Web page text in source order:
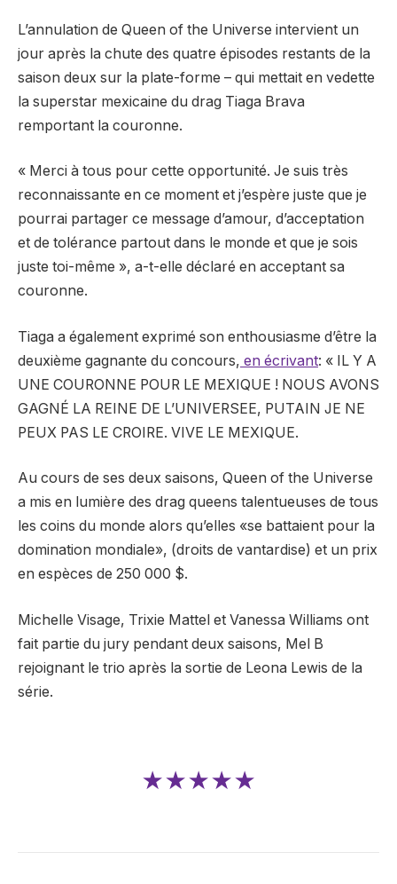
L’annulation de Queen of the Universe intervient un
jour après la chute des quatre épisodes restants de la
saison deux sur la plate-forme – qui mettait en vedette
la superstar mexicaine du drag Tiaga Brava
remportant la couronne.
« Merci à tous pour cette opportunité. Je suis très
reconnaissante en ce moment et j’espère juste que je
pourrai partager ce message d’amour, d’acceptation
et de tolérance partout dans le monde et que je sois
juste toi-même », a-t-elle déclaré en acceptant sa
couronne.
Tiaga a également exprimé son enthousiasme d’être la
deuxième gagnante du concours, en écrivant: « IL Y A
UNE COURONNE POUR LE MEXIQUE ! NOUS AVONS
GAGNÉ LA REINE DE L’UNIVERSEE, PUTAIN JE NE
PEUX PAS LE CROIRE. VIVE LE MEXIQUE.
Au cours de ses deux saisons, Queen of the Universe
a mis en lumière des drag queens talentueuses de tous
les coins du monde alors qu’elles «se battaient pour la
domination mondiale», (droits de vantardise) et un prix
en espèces de 250 000 $.
Michelle Visage, Trixie Mattel et Vanessa Williams ont
fait partie du jury pendant deux saisons, Mel B
rejoignant le trio après la sortie de Leona Lewis de la
série.
★★★★★